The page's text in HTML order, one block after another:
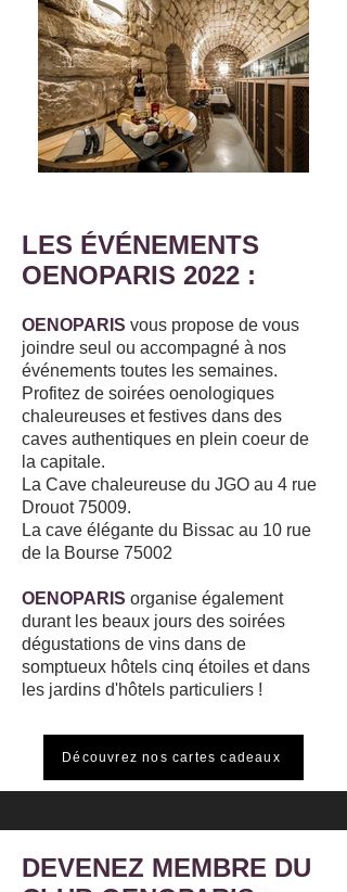
LES ÉVÉNEMENTS
OENOPARIS 2022 :
OENOPARIS vous propose de vous
joindre seul ou accompagné à nos
événements toutes les semaines.
Profitez de soirées oenologiques
chaleureuses et festives dans des
caves authentiques en plein coeur de
la capitale.
La Cave chaleureuse du JGO au 4 rue
Drouot 75009.
La cave élégante du Bissac au 10 rue
de la Bourse 75002
OENOPARIS organise également
durant les beaux jours des soirées
dégustations de vins dans de
somptueux hôtels cinq étoiles et dans
les jardins d'hôtels particuliers !
Découvrez nos cartes cadeaux
DEVENEZ MEMBRE DU